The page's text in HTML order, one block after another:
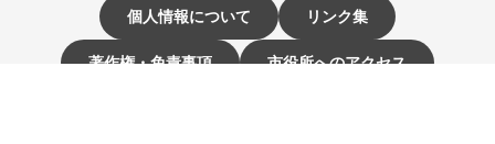
個人情報について リンク集
著作権・免責事項 市役所へのアクセス